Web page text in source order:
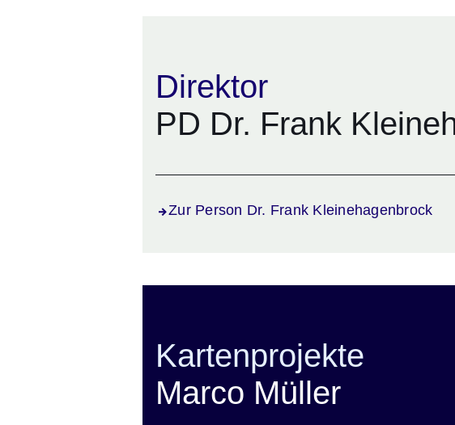
Direktor
PD Dr. Frank
Zur Person Dr. Frank Kleinehagenbrock
Kartenprojekte
Marco Müller